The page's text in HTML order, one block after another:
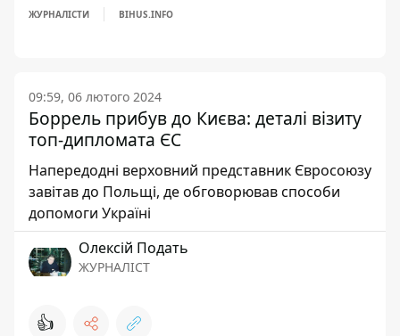
ЖУРНАЛІСТИ BIHUS.INFO
09:59, 06 лютого 2024
Боррель прибув до Києва: деталі візиту
топ-дипломата ЄС
Напередодні верховний представник Євросоюзу
завітав до Польщі, де обговорював способи
допомоги Україні
Олексій Подать
ЖУРНАЛІСТ
👍